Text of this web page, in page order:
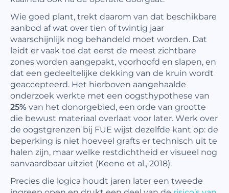
Wie goed plant, trekt daarom van dat beschikbare
aanbod af wat over tien of twintig jaar
waarschijnlijk nog behandeld moet worden. Dat
leidt er vaak toe dat eerst de meest zichtbare
zones worden aangepakt, voorhoofd en slapen, en
dat een gedeeltelijke dekking van de kruin wordt
geaccepteerd. Het hierboven aangehaalde
onderzoek werkte met een oogsthypothese van
25%van het donorgebied, een orde van grootte
die bewust materiaal overlaat voor later. Werk over
de oogstgrenzen bij FUE wijst dezelfde kant op: de
beperking is niet hoeveel grafts er technisch uit te
halen zijn, maar welke restdichtheid er visueel nog
aanvaardbaar uitziet (Keene et al., 2018).
Precies die logica houdt jaren later een tweede